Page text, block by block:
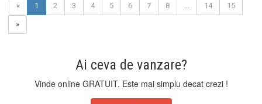
« 1 2 3 4 5 6 7 8 14 15
»
Ai ceva de vanzare?
Vinde online GRATUIT. Este mai simplu decat crezi !